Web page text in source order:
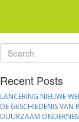
Recent Posts
LANCERING NIEUWE
DE GESCHIEDENIS VAN
DUURZAAM